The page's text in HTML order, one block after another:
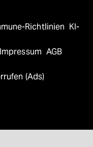
Richtlinien KI-
Impressum AGB
(Ads)